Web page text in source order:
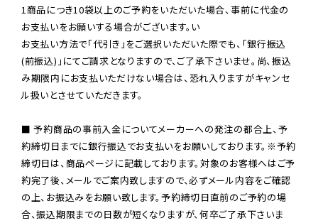
1商品につき10袋以上のご予約をいただいた場合、事前に代金の
お支払いをお願いする場合がございます。い
お支払い方法で「代引き」をご選択いただいた際でも、「銀行振込
(前振込)」にてご請求となりますので、ご了承下さいませ。尚、振込
み期限内にお支払いただけない場合は、恐れ入りますがキャンセ
ル扱いとさせていただきます。
■ 予約商品の事前入金についてメーカーへの発注の都合上、予
約締切日までに銀行振込でお支払いをお願いしております。※予約
締切日は、商品ページに記載しております。対象のお客様へはご予
約完了後、メールでご案内致しますので、必ずメール内容をご確認
の上、お振込みをお願い致します。予約締切日直前のご予約の場
合、振込期限までの日数が短くなりますが、何卒ご了承下さいま